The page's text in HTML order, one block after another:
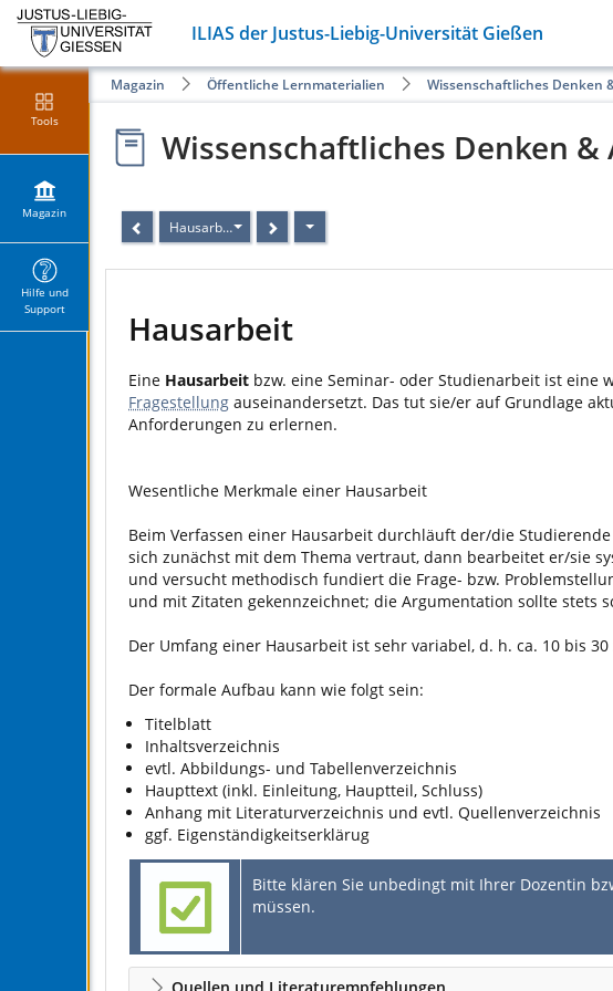
ILIAS der Justus-Liebig-Universität Gießen
Tools
Magazin
Hilfe und
Support
Magazin Öffentliche Lernmaterialien Wissenschaftliches Denken
Wissenschaftliches Denken &
Hausarbeit
Hausarbeit
Eine Hausarbeit bzw. eine Seminar- oder Studienarbeit ist
Fragestellung auseinandersetzt. Das tut sie/er auf Grundlage
Anforderungen zu erlernen.
Wesentliche Merkmale einer Hausarbeit
Beim Verfassen einer Hausarbeit durchläuft der/die
sich zunächst mit dem Thema vertraut, dann bearbeitet er/sie
und versucht methodisch fundiert die Frage- bzw.
und mit Zitaten gekennzeichnet; die Argumentation sollte stets
Der Umfang einer Hausarbeit ist sehr variabel, d. h. ca. 10 bis
Der formale Aufbau kann wie folgt sein:
Titelblatt
Inhaltsverzeichnis
evtl. Abbildungs- und Tabellenverzeichnis
Haupttext (inkl. Einleitung, Hauptteil, Schluss)
Anhang mit Literaturverzeichnis und evtl. Quellenverzeichnis
ggf. Eigenständigkeitserklärug
Bitte klären Sie unbedingt mit Ihrer Dozentin
müssen.